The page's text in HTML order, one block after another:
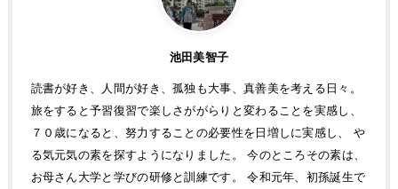
池田美智子
読書が好き、人間が好き、孤独も大事、真善美を考える日々。
旅をすると予習復習で楽しさががらりと変わることを実感し、
７０歳になると、努力することの必要性を日増しに実感し、 や
る気元気の素を探すようになりました。 今のところその素は、
お母さん大学と学びの研修と訓練です。 令和元年、初孫誕生で